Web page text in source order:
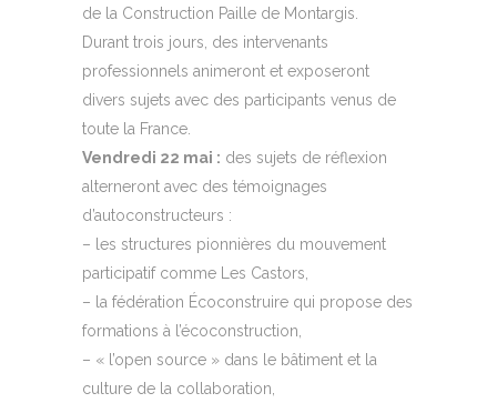
de la Construction Paille de Montargis.
Durant trois jours, des intervenants
professionnels animeront et exposeront
divers sujets avec des participants venus de
toute la France.
Vendredi 22 mai : des sujets de réflexion
alterneront avec des témoignages
d’autoconstructeurs :
– les structures pionnières du mouvement
participatif comme Les Castors,
– la fédération Écoconstruire qui propose des
formations à l’écoconstruction,
– « l’open source » dans le bâtiment et la
culture de la collaboration,